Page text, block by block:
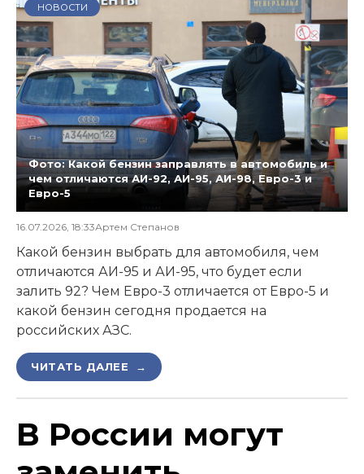
НОВОСТИ
Фото: Какой бензин заправлять в автомобиль и
чем отличаются АИ-92, АИ-95, АИ-98, Евро-3 и
Евро-5
16.07.2026, 18:33Артем Степанов
Какой бензин выбрать для автомобиля, чем
отличаются АИ-95 и АИ-95, что будет если
залить 92? Чем Евро-3 отличается от Евро-5 и
какой бензин сегодня продается на
российских АЗС.
ЧИТАТЬ ДАЛЕЕ →
В России могут